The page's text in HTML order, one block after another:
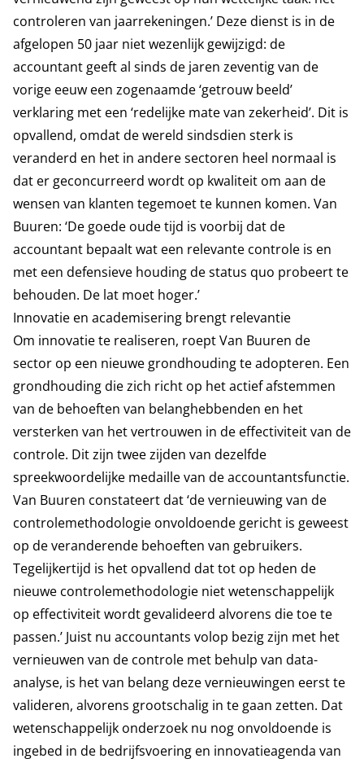
controleren van jaarrekeningen.’ Deze dienst is in de
afgelopen 50 jaar niet wezenlijk gewijzigd: de
accountant geeft al sinds de jaren zeventig van de
vorige eeuw een zogenaamde ‘getrouw beeld’
verklaring met een ‘redelijke mate van zekerheid’. Dit is
opvallend, omdat de wereld sindsdien sterk is
veranderd en het in andere sectoren heel normaal is
dat er geconcurreerd wordt op kwaliteit om aan de
wensen van klanten tegemoet te kunnen komen. Van
Buuren: ‘De goede oude tijd is voorbij dat de
accountant bepaalt wat een relevante controle is en
met een defensieve houding de status quo probeert te
behouden. De lat moet hoger.’
Innovatie en academisering brengt relevantie
Om innovatie te realiseren, roept Van Buuren de
sector op een nieuwe grondhouding te adopteren. Een
grondhouding die zich richt op het actief afstemmen
van de behoeften van belanghebbenden en het
versterken van het vertrouwen in de effectiviteit van de
controle. Dit zijn twee zijden van dezelfde
spreekwoordelijke medaille van de accountantsfunctie.
Van Buuren constateert dat ‘de vernieuwing van de
controlemethodologie onvoldoende gericht is geweest
op de veranderende behoeften van gebruikers.
Tegelijkertijd is het opvallend dat tot op heden de
nieuwe controlemethodologie niet wetenschappelijk
op effectiviteit wordt gevalideerd alvorens die toe te
passen.’ Juist nu accountants volop bezig zijn met het
vernieuwen van de controle met behulp van data-
analyse, is het van belang deze vernieuwingen eerst te
valideren, alvorens grootschalig in te gaan zetten. Dat
wetenschappelijk onderzoek nu nog onvoldoende is
ingebed in de bedrijfsvoering en innovatieagenda van